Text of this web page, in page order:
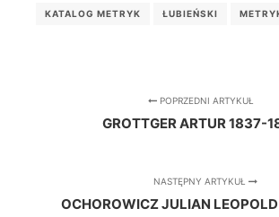
KATALOG METRYK ŁUBIEŃSKI
POPRZEDNI ARTYKUŁ
GROTTGER ARTUR 1837-
NASTĘPNY ARTYKUŁ
OCHOROWICZ JULIAN